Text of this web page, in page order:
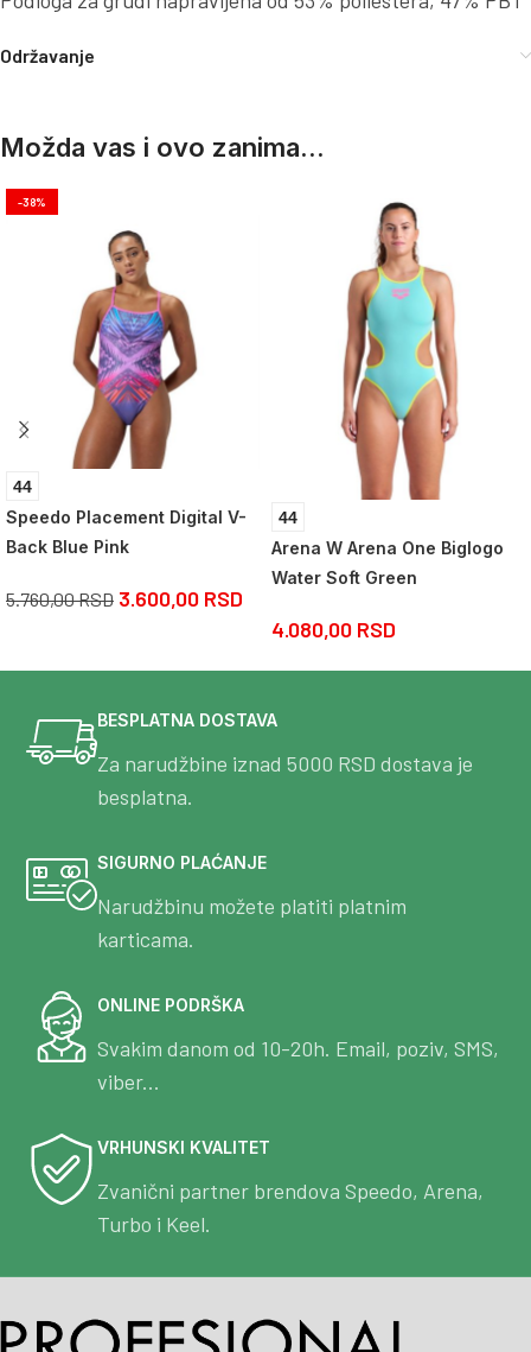
Održavanje
Možda vas i ovo zanima...
-38%
44
Speedo Placement Digital V-
Back Blue Pink
5.760,00RSD 3.600,00 RSD
44
Arena W Arena One Biglogo
Water Soft Green
4.080,00 RSD
BESPLATNA DOSTAVA
Za narudžbine iznad 5000 RSD dostava je
besplatna.
SIGURNO PLAĆANJE
Narudžbinu možete platiti platnim
karticama.
ONLINE PODRŠKA
Svakim danom od 10-20h. Email, poziv, SMS,
viber...
VRHUNSKI KVALITET
Zvanični partner brendova Speedo, Arena,
Turbo i Keel.